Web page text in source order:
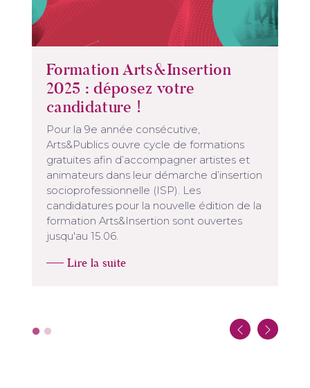
Formation Arts&Insertion
2025 : déposez votre
candidature !
Pour la 9e année consécutive,
Arts&Publics ouvre cycle de formations
gratuites afin d’accompagner artistes et
animateurs dans leur démarche d’insertion
socioprofessionnelle (ISP). Les
candidatures pour la nouvelle édition de la
formation Arts&Insertion sont ouvertes
jusqu'au 15.06.
Lire la suite